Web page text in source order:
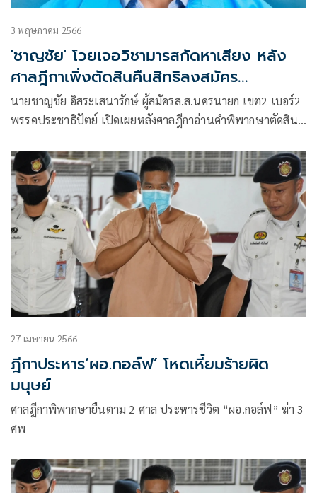
3 พฤษภาคม 2566
'ชาญชัย' โวยเจอวิชามารสกัดหาเสียง หลัง
ศาลฎีกาเพิ่งตัดสินคืนสิทธิลงสมัคร
ส.ส.นครนายก
นายชาญชัย อิสระเสนารักษ์ ผู้สมัครส.ส.นครนายก เขต2 เบอร์2
พรรคประชาธิปัตย์ เปิดเผยหลังศาลฎีกาอ่านคำพิพากษาตัดสิน
คณิต คงช่วย ผู้อำนวยการการเลือกตั้งประจำเขตเลือกตั้งที่ 2
จังหวัดนครนายก
27 เมษายน 2566
ฎีกาประหาร‘ผอ.กอล์ฟ’ โหดเหี้ยมร้ายผิด
มนุษย์
ศาลฎีกาพิพากษายืนตาม 2 ศาล ประหารชีวิต “ผอ.กอล์ฟ” ฆ่า 3
ศพ